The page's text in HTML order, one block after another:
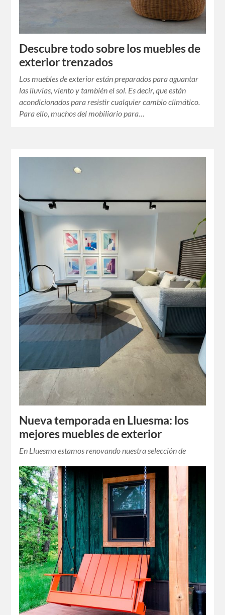
Descubre todo sobre los muebles de
exterior trenzados
Los muebles de exterior están preparados para aguantar
las lluvias, viento y también el sol. Es decir, que están
acondicionados para resistir cualquier cambio climático.
Para ello, muchos del mobiliario para…
Nueva temporada en Lluesma: los
mejores muebles de exterior
En Lluesma estamos renovando nuestra selección de
verano. Ven a conocernos en nuestro Showroom en
Moncada-Valencia y descubre nuestro último…